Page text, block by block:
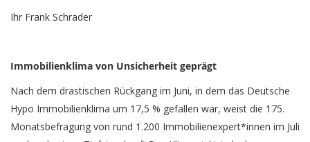
Ihr Frank Schrader
Immobilienklima von Unsicherheit geprägt
Nach dem drastischen Rückgang im Juni, in dem das Deutsche
Hypo Immobilienklima um 17,5 % gefallen war, weist die 175.
Monatsbefragung von rund 1.200 Immobilienexpert*innen im Juli